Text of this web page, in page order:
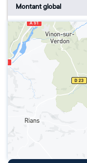
Montant global